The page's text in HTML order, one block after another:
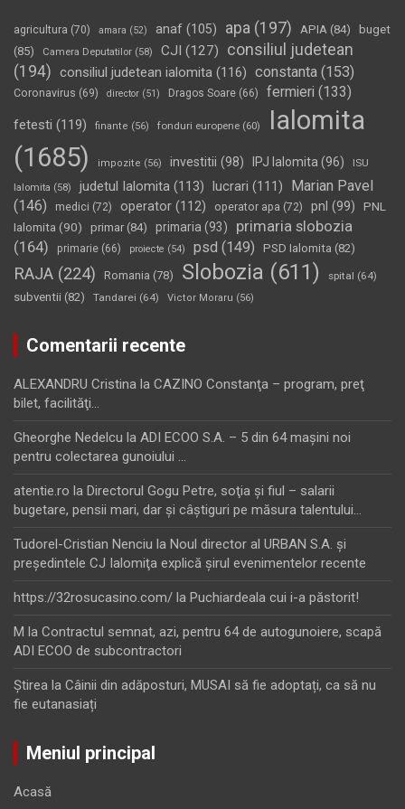
agricultura (70) amara (52) anaf (105) apa (197) APIA (84)
buget
(85)
Camera Deputatilor (58) CJI (127)
consiliul judetean
(194) consiliul judetean ialomita (116) constanta (153)
Coronavirus (69) director (51) Dragos Soare (66) fermieri (133)
fetesti (119) finante (56) fonduri europene (60)
Ialomita
(1685)
impozite (56) investitii (98) IPJ Ialomita (96) ISU
Ialomita (58) judetul Ialomita (113) lucrari (111)
Marian Pavel
(146)
medici (72) operator (112) operator apa (72) pnl (99)
PNL
Ialomita (90) primar(84) primaria (93)
primaria slobozia
(164)
primarie (66) proiecte (54) psd (149) PSD Ialomita (82)
RAJA (224) Romania (78) Slobozia (611) spital (64)
subventii (82) Tandarei (64) Victor Moraru (56)
Comentarii recente
ALEXANDRU Cristina la CAZINO Constanţa – program, preţ
bilet, facilităţi…
Gheorghe Nedelcu la ADI ECOO S.A. – 5 din 64 maşini noi
pentru colectarea gunoiului …
atentie.ro la Directorul Gogu Petre, soţia şi fiul – salarii
bugetare, pensii mari, dar şi câştiguri pe măsura talentului…
Tudorel-Cristian Nenciu la Noul director al URBAN S.A. şi
preşedintele CJ Ialomiţa explică şirul evenimentelor recente
https://32rosucasino.com/ la Puchiardeala cui i-a păstorit!
M la Contractul semnat, azi, pentru 64 de autogunoiere, scapă
ADI ECOO de subcontractori
Ştirea la Câinii din adăposturi, MUSAI să fie adoptați, ca să nu
fie eutanasiați
Meniul principal
Acasă